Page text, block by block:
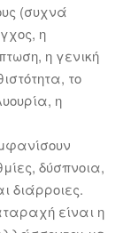
(συχνά
η
η γενική
το
η
δύσπνοια,
διάρροιες.
είναι η